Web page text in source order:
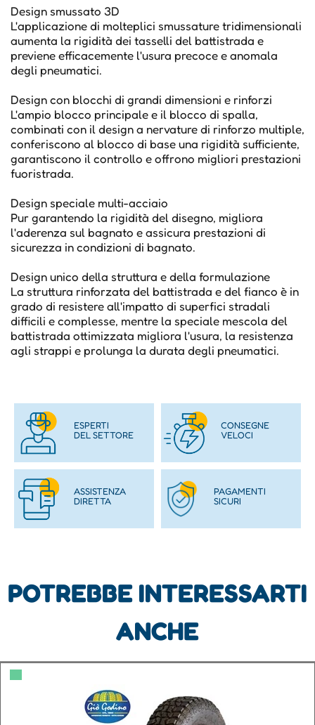
Design smussato 3D
L'applicazione di molteplici smussature tridimensionali
aumenta la rigidità dei tasselli del battistrada e
previene efficacemente l'usura precoce e anomala
degli pneumatici.
Design con blocchi di grandi dimensioni e rinforzi
L'ampio blocco principale e il blocco di spalla,
combinati con il design a nervature di rinforzo multiple,
conferiscono al blocco di base una rigidità sufficiente,
garantiscono il controllo e offrono migliori prestazioni
fuoristrada.
Design speciale multi-acciaio
Pur garantendo la rigidità del disegno, migliora
l'aderenza sul bagnato e assicura prestazioni di
sicurezza in condizioni di bagnato.
Design unico della struttura e della formulazione
La struttura rinforzata del battistrada e del fianco è in
grado di resistere all'impatto di superfici stradali
difficili e complesse, mentre la speciale mescola del
battistrada ottimizzata migliora l'usura, la resistenza
agli strappi e prolunga la durata degli pneumatici.
ESPERTI
DEL SETTORE
CONSEGNE
VELOCI
ASSISTENZA
DIRETTA
PAGAMENTI
SICURI
POTREBBE INTERESSARTI
ANCHE
▀